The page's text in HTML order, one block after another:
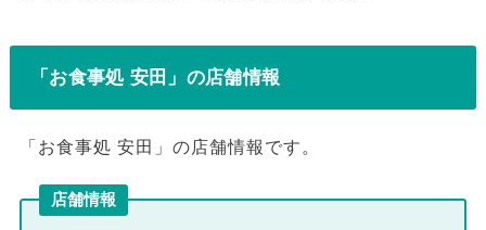
「お食事処 安田」の店舗情報
「お食事処 安田」の店舗情報です。
店舗情報